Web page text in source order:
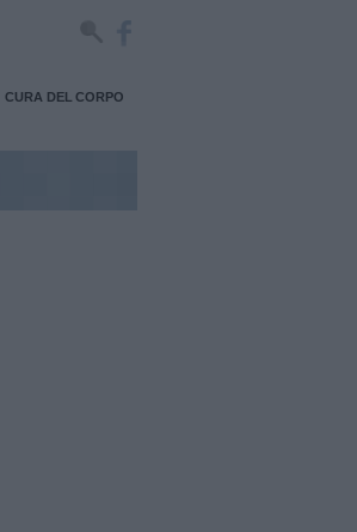
CURA DEL CORPO